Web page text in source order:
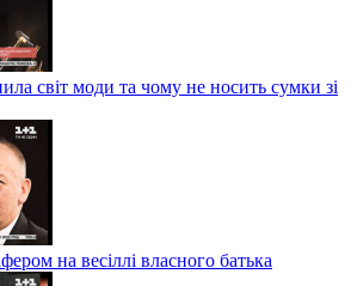
світ моди та чому не носить сумки зі
на весіллі власного батька